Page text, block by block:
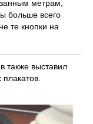
метрам,
больше всего
те кнопки на
также выставил